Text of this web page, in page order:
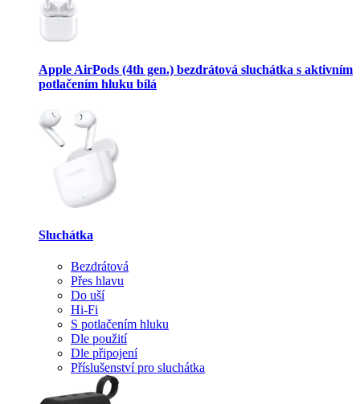
Apple AirPods (4th gen.) bezdrátová sluchátka s aktivním
potlačením hluku bílá
Sluchátka
Bezdrátová
Přes hlavu
Do uší
Hi-Fi
S potlačením hluku
Dle použití
Dle připojení
Příslušenství pro sluchátka